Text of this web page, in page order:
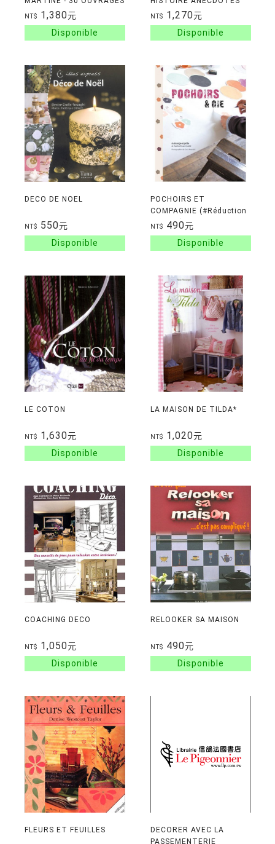
POUR ENFANTS DE 2 A 8
ANS
NT$ 1,380元
DECORATION MOBILIER
CONSEILS PRATIQUES.
NT$ 1,270元
DECO DE NOEL
NT$ 550元
POCHOIRS ET
COMPAGNIE (#Réduction
de -50%)
NT$ 490元
LE COTON
NT$ 1,630元
LA MAISON DE TILDA*
NT$ 1,020元
COACHING DECO
NT$ 1,050元
RELOOKER SA MAISON
NT$ 490元
FLEURS ET FEUILLES
DECORER AVEC LA
PASSEMENTERIE